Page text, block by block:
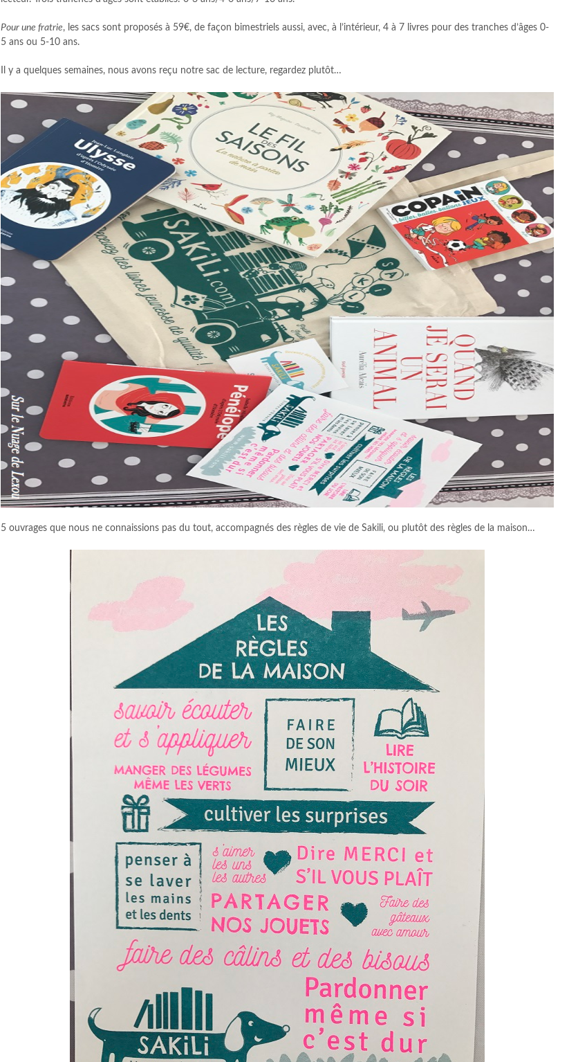
Pour une fratrie, les sacs sont proposés à 59€, de façon bimestriels aussi, avec, à l’intérieur, 4 à 7 livres pour des tranches d’âges 0-
5 ans ou 5-10 ans.
Il y a quelques semaines, nous avons reçu notre sac de lecture, regardez plutôt…
5 ouvrages que nous ne connaissions pas du tout, accompagnés des règles de vie de Sakili, ou plutôt des règles de la maison…